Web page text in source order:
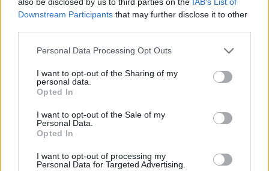
Downstream Participants that may further disclose it to other
Personal Data Processing Opt Outs
I want to opt-out of the Sharing of my
personal data.
Opted In
I want to opt-out of the Sale of my
Personal Data.
Opted In
I want to opt-out of processing my
Personal Data for Targeted Advertising.
Esim for Global
Esim for USA|Esim for Italy| Esim for Spain|Esim